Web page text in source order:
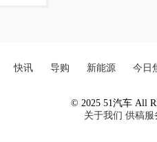
快讯 导购 新能源 今日
© 2025 51汽车 All
关于我们 供稿服